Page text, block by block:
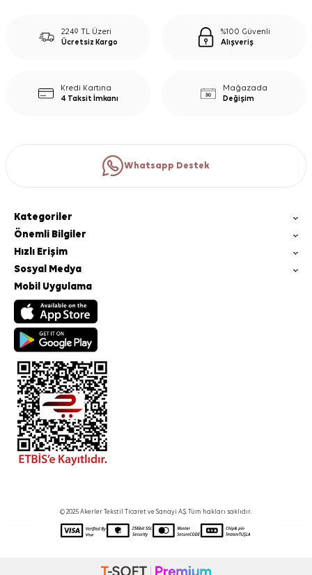
2249 TL Üzeri
Ücretsiz Kargo
%100 Güvenli
Alışveriş
Kredi Kartına
4 Taksit İmkanı
Mağazada
Değişim
Whatsapp Destek
Kategoriler
Önemli Bilgiler
Hızlı Erişim
Sosyal Medya
Mobil Uygulama
© 2025 Akerler Tekstil Ticaret ve Sanayi A.Ş. Tüm hakları saklıdır.